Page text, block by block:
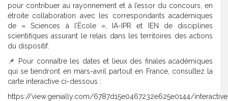
pour contribuer au rayonnement et à l’essor du concours, en
étroite collaboration avec les correspondants académiques
de « Sciences à l’École », IA-IPR et IEN de disciplines
scientifiques assurant le relais dans les territoires des actions
du dispositif.
📌 Pour connaître les dates et lieux des finales académiques
qui se tiendront en mars-avril partout en France, consultez la
carte interactive ci-dessous :
https://view.genially.com/6787d15e0467232e625e0144/